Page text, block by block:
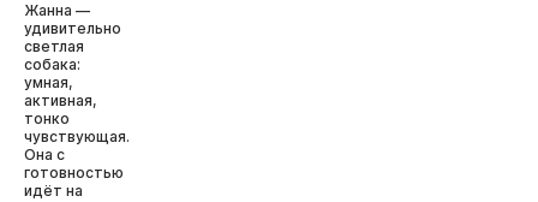
Жанна —
удивительно
светлая
собака:
умная,
активная,
тонко
чувствующая.
Она с
готовностью
идёт на